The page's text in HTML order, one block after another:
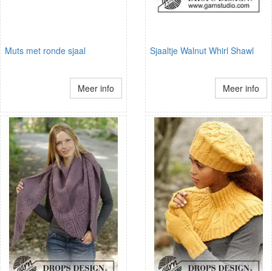
Muts met ronde sjaal
Meer info
Sjaaltje Walnut Whirl Shawl
Meer info